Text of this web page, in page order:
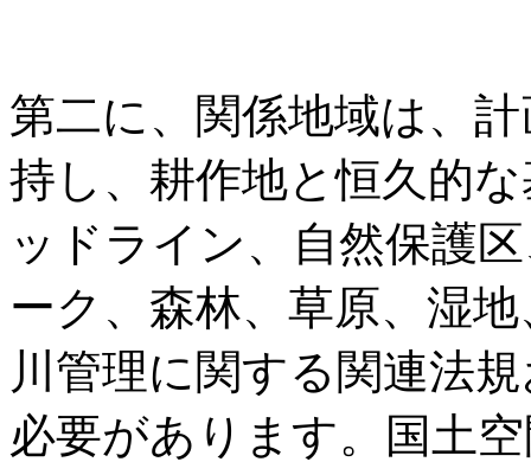
第二に、関係地域は、
持し、耕作地と恒久的
ッドライン、自然保護
ーク、森林、草原、湿
川管理に関する関連法
必要があります。国土